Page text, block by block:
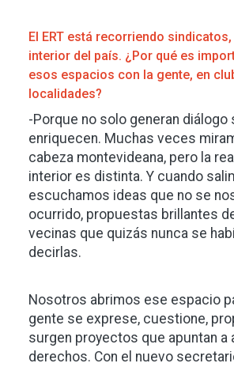
El ERT está recorriendo
interior del país. ¿Por qué es
esos espacios con la gente, en
localidades?
-Porque no solo generan diálogo
enriquecen. Muchas veces
cabeza montevideana, pero la
interior es distinta. Y cuando
escuchamos ideas que no se
ocurrido, propuestas brillantes
vecinas que quizás nunca se
decirlas.
Nosotros abrimos ese espacio
gente se exprese, cuestione,
surgen proyectos que apuntan a
derechos. Con el nuevo